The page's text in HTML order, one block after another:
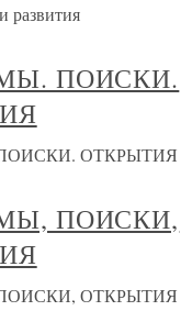
развития
ПОИСКИ.
ОТКРЫТИЯ
ПОИСКИ,
ОТКРЫТИЯ